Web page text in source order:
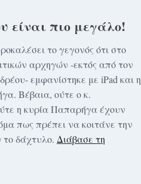
είναι πιο μεγάλο!
το γεγονός ότι στο
αρχηγών -εκτός από τον
εμφανίστηκε με iPad και η
Βέβαια, ούτε ο κ.
η κυρία Παπαρήγα έχουν
πως πρέπει να κοιτάνε την
το δάχτυλο. Διάβασε τη